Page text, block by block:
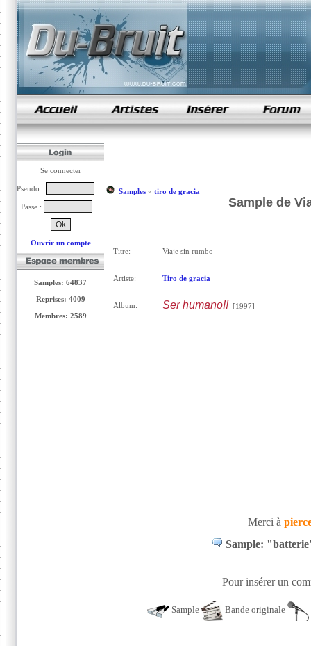
samples de rap
Se connecter
Pseudo :
Passe :
Ouvrir un compte
Samples: 64837
Reprises: 4009
Membres: 2589
Samples» tiro de gracia
Sample de
Titre: Viaje sin rumbo
Artiste: Tiro de gracia
Album: Ser humano!![1997]
Merci à
Sample:
Pour insérer un
Sample Bande originale